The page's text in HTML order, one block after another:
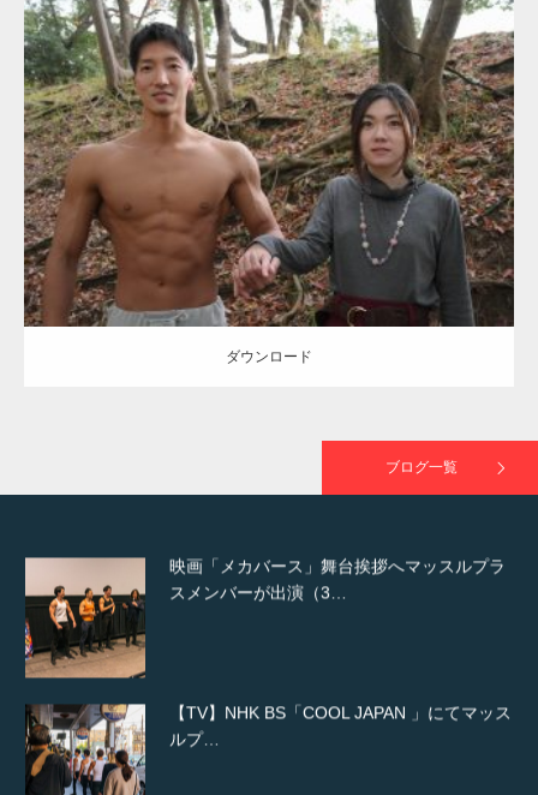
Update:2021.07.8
Category:公園のマッチョ その他 AKIHITO(細マッチョ) 大胸筋 腹筋
ダウンロード
ダウンロード
ブログ一覧
TOKYO FMラジオ番組「ONE MORNING」
で紹介さ…
NHK「所さん！事件ですよ」に取材されまし
た（6/8放送）
スメンバーが出演（3…
ルプ…